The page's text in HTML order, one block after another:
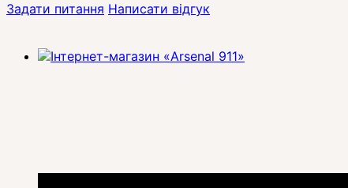
Задати питання Написати відгук